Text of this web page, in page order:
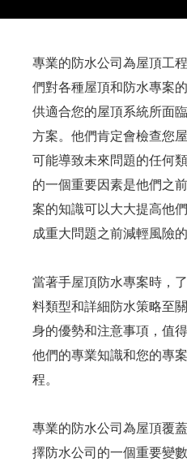
專業的防水公司為屋頂工
們對各種屋頂和防水專案
供適合您的屋頂系統所面
方案。他們肯定會檢查您
可能導致未來問題的任何
的一個重要因素是他們之
案的知識可以大大提高他
成重大問題之前減輕風險的
當著手屋頂防水專案時，
料類型和詳細防水策略至
身的優勢和注意事項，值
他們的專業知識和您的專
程。
專業的防水公司為屋頂覆
擇防水公司的一個重要變